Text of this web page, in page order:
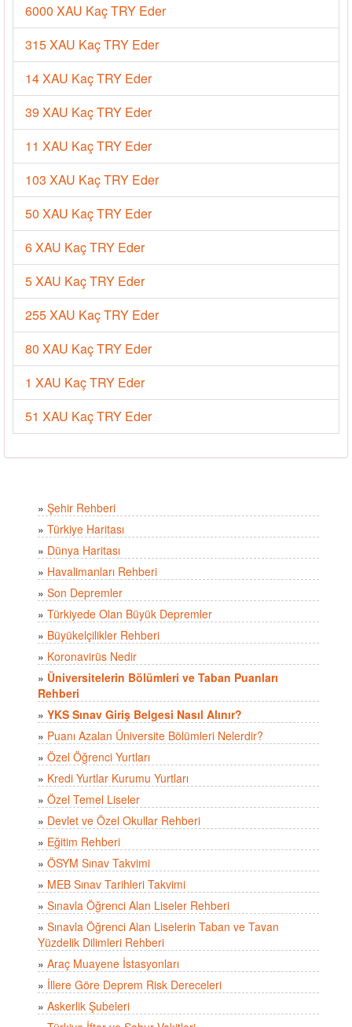
6000 XAU Kaç TRY Eder
315 XAU Kaç TRY Eder
14 XAU Kaç TRY Eder
39 XAU Kaç TRY Eder
11 XAU Kaç TRY Eder
103 XAU Kaç TRY Eder
50 XAU Kaç TRY Eder
6 XAU Kaç TRY Eder
5 XAU Kaç TRY Eder
255 XAU Kaç TRY Eder
80 XAU Kaç TRY Eder
1 XAU Kaç TRY Eder
51 XAU Kaç TRY Eder
» Şehir Rehberi
» Türkiye Haritası
» Dünya Haritası
» Havalimanları Rehberi
» Son Depremler
» Türkiyede Olan Büyük Depremler
» Büyükelçilikler Rehberi
» Koronavirüs Nedir
» Üniversitelerin Bölümleri ve Taban Puanları
Rehberi
» YKS Sınav Giriş Belgesi Nasıl Alınır?
» Puanı Azalan Üniversite Bölümleri Nelerdir?
» Özel Öğrenci Yurtları
» Kredi Yurtlar Kurumu Yurtları
» Özel Temel Liseler
» Devlet ve Özel Okullar Rehberi
» Eğitim Rehberi
» ÖSYM Sınav Takvimi
» MEB Sınav Tarihleri Takvimi
» Sınavla Öğrenci Alan Liseler Rehberi
» Sınavla Öğrenci Alan Liselerin Taban ve Tavan
Yüzdelik Dilimleri Rehberi
» Araç Muayene İstasyonları
» İllere Göre Deprem Risk Dereceleri
» Askerlik Şubeleri